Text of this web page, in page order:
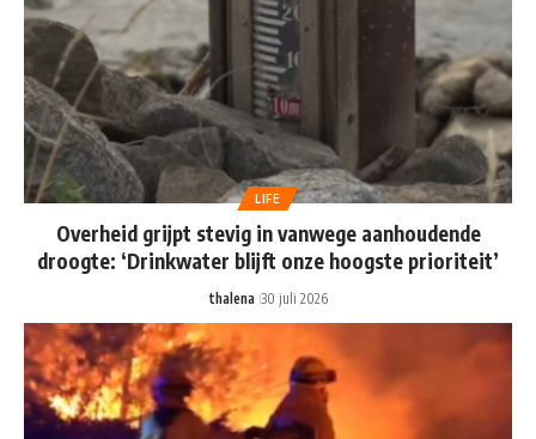
LIFE
Overheid grijpt stevig in vanwege aanhoudende
droogte: ‘Drinkwater blijft onze hoogste prioriteit’
thalena 30 juli 2026